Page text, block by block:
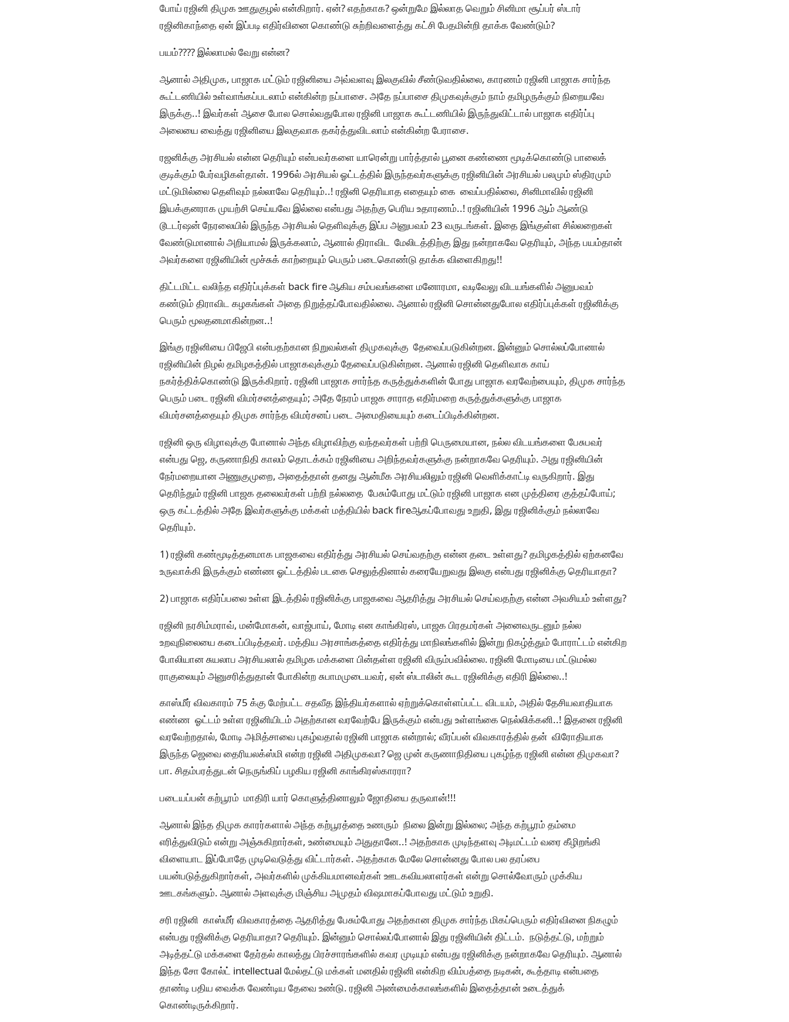
போய் ரஜினி திமுக ஊதுகுழல் என்கிறார். ஏன்? எதற்காக? ஒன்றுமே இல்லாத வெறும் சினிமா சூப்பர் ஸ்டார்
ரஜினிகாந்தை ஏன் இப்படி எதிர்வினை கொண்டு சுற்றிவளைத்து கட்சி பேதமின்றி தாக்க வேண்டும்?
பயம்???? இல்லாமல் வேறு என்ன?
ஆனால் அதிமுக, பாஜாக மட்டும் ரஜினியை அவ்வளவு இலகுவில் சீண்டுவதில்லை, காரணம் ரஜினி பாஜாக சார்ந்த
கூட்டணியில் உள்வாங்கப்படலாம் என்கின்ற நப்பாசை. அதே நப்பாசை திமுகவுக்கும் நாம் தமிழருக்கும் நிறையவே
இருக்கு..! இவர்கள் ஆசை போல சொல்வதுபோல ரஜினி பாஜாக கூட்டணியில் இருந்துவிட்டால் பாஜாக எதிர்ப்பு
அலையை வைத்து ரஜினியை இலகுவாக தகர்த்துவிடலாம் என்கின்ற பேராசை.
ரஜனிக்கு அரசியல் என்ன தெரியும் என்பவர்களை யாரென்று பார்த்தால் பூனை கண்ணை மூடிக்கொண்டு பாலைக்
குடிக்கும் பேர்வழிகள்தான். 1996ல் அரசியல் ஓட்டத்தில் இருந்தவர்களுக்கு ரஜினியின் அரசியல் பலமும் ஸ்திரமும்
மட்டுமில்லை தெளிவும் நல்லாவே தெரியும்..! ரஜினி தெரியாத எதையும் கை வைப்பதில்லை, சினிமாவில் ரஜினி
இயக்குனராக முயற்சி செய்யவே இல்லை என்பது அதற்கு பெரிய உதாரணம்..! ரஜினியின் 1996 ஆம் ஆண்டு
டூடடர்ஷன் நேரலையில் இருந்த அரசியல் தெளிவுக்கு இப்ப அனுபவம் 23 வருடங்கள். இதை இங்குள்ள சில்லறைகள்
வேண்டுமானால் அறியாமல் இருக்கலாம், ஆனால் திராவிட மேலிடத்திற்கு இது நன்றாகவே தெரியும், அந்த பயம்தான்
அவர்களை ரஜினியின் மூச்சுக் காற்றையும் பெரும் படைகொண்டு தாக்க விளைகிறது!!
திட்டமிட்ட வலிந்த எதிர்ப்புக்கள் back fire ஆகிய சம்பவங்களை மனோரமா, வடிவேலு விடயங்களில் அனுபவம்
கண்டும் திராவிட கழகங்கள் அதை நிறுத்தப்போவதில்லை. ஆனால் ரஜினி சொன்னதுபோல எதிர்ப்புக்கள் ரஜினிக்கு
பெரும் மூலதனமாகின்றன..!
இங்கு ரஜினியை பிஜேபி என்பதற்கான நிறுவல்கள் திமுகவுக்கு தேவைப்படுகின்றன. இன்னும் சொல்லப்போனால்
ரஜினியின் நிழல் தமிழகத்தில் பாஜாகவுக்கும் தேவைப்படுகின்றன. ஆனால் ரஜினி தெளிவாக காய்
நகர்த்திக்கொண்டு இருக்கிறார். ரஜினி பாஜாக சார்ந்த கருத்துக்களின் போது பாஜாக வரவேற்பையும், திமுக சார்ந்த
பெரும் படை ரஜினி விமர்சனத்தையும்; அதே நேரம் பாஜக சாராத எதிர்மறை கருத்துக்களுக்கு பாஜாக
விமர்சனத்தையும் திமுக சார்ந்த விமர்சனப் படை அமைதியையும் கடைப்பிடிக்கின்றன.
ரஜினி ஒரு விழாவுக்கு போனால் அந்த விழாவிற்கு வந்தவர்கள் பற்றி பெருமையான, நல்ல விடயங்களை பேசுபவர்
என்பது ஜெ, கருணாநிதி காலம் தொடக்கம் ரஜினியை அறிந்தவர்களுக்கு நன்றாகவே தெரியும். அது ரஜினியின்
நேர்மறையான அணுகுமுறை, அதைத்தான் தனது ஆன்மீக அரசியலிலும் ரஜினி வெளிக்காட்டி வருகிறார். இது
தெரிந்தும் ரஜினி பாஜக தலைவர்கள் பற்றி நல்லதை பேசும்போது மட்டும் ரஜினி பாஜாக என முத்திரை குத்தப்போய்;
ஒரு கட்டத்தில் அதே இவர்களுக்கு மக்கள் மத்தியில் back fireஆகப்போவது உறுதி, இது ரஜினிக்கும் நல்லாவே
தெரியும்.
1) ரஜினி கண்மூடித்தனமாக பாஜகவை எதிர்த்து அரசியல் செய்வதற்கு என்ன தடை உள்ளது? தமிழகத்தில் ஏற்கனவே
உருவாக்கி இருக்கும் எண்ண ஓட்டத்தில் படகை செலுத்தினால் கரையேறுவது இலகு என்பது ரஜினிக்கு தெரியாதா?
2) பாஜாக எதிர்ப்பலை உள்ள இடத்தில் ரஜினிக்கு பாஜகவை ஆதரித்து அரசியல் செய்வதற்கு என்ன அவசியம் உள்ளது?
ரஜினி நரசிம்மராவ், மன்மோகன், வாஜ்பாய், மோடி என காங்கிரஸ், பாஜக பிரதமர்கள் அனைவருடனும் நல்ல
உறவுநிலையை கடைப்பிடித்தவர். மத்திய அரசாங்கத்தை எதிர்த்து மாநிலங்களில் இன்று நிகழ்த்தும் போராட்டம் என்கிற
போலியான சுயலாப அரசியலால் தமிழக மக்களை பின்தள்ள ரஜினி விரும்பவில்லை. ரஜினி மோடியை மட்டுமல்ல
ராகுலையும் அனுசரித்துதான் போகின்ற சுபாமமுடையவர், ஏன் ஸ்டாலின் கூட ரஜினிக்கு எதிரி இல்லை..!
காஸ்மீர் விவகாரம் 75 க்கு மேற்பட்ட சதவீத இந்தியர்களால் ஏற்றுக்கொள்ளப்பட்ட விடயம், அதில் தேசியவாதியாக
எண்ண ஓட்டம் உள்ள ரஜினியிடம் அதற்கான வரவேற்பே இருக்கும் என்பது உள்ளங்கை நெல்லிக்கனி..! இதனை ரஜினி
வரவேற்றதால், மோடி அமித்சாவை புகழ்வதால் ரஜினி பாஜாக என்றால்; வீரப்பன் விவகாரத்தில் தன் விரோதியாக
இருந்த ஜெவை தைரியலக்ஸ்மி என்ற ரஜினி அதிமுகவா? ஜெ முன் கருணாநிதியை புகழ்ந்த ரஜினி என்ன திமுகவா?
பா. சிதம்பரத்துடன் நெருங்கிப் பழகிய ரஜினி காங்கிரஸ்காரரா?
படையப்பன் கற்பூரம் மாதிரி யார் கொளுத்தினாலும் ஜோதியை தருவான்!!!
ஆனால் இந்த திமுக காரர்களால் அந்த கற்பூரத்தை உணரும் நிலை இன்று இல்லை; அந்த கற்பூரம் தம்மை
எரித்துவிடும் என்று அஞ்சுகிறார்கள், உண்மையும் அதுதானே..! அதற்காக முடிந்தளவு அடிமட்டம் வரை கீழிறங்கி
விளையாட இப்போதே முடிவெடுத்து விட்டார்கள். அதற்காக மேலே சொன்னது போல பல தரப்பை
பயன்படுத்துகிறார்கள், அவர்களில் முக்கியமானவர்கள் ஊடகவியலாளர்கள் என்று சொல்வோரும் முக்கிய
ஊடகங்களும். ஆனால் அளவுக்கு மிஞ்சிய அமுதம் விஷமாகப்போவது மட்டும் உறுதி.
சரி ரஜினி காஸ்மீர் விவகாரத்தை ஆதரித்து பேசும்போது அதற்கான திமுக சார்ந்த மிகப்பெரும் எதிர்வினை நிகழும்
என்பது ரஜினிக்கு தெரியாதா? தெரியும். இன்னும் சொல்லப்போனால் இது ரஜினியின் திட்டம். நடுத்தட்டு, மற்றும்
அடித்தட்டு மக்களை தேர்தல் காலத்து பிரச்சாரங்களில் கவர முடியும் என்பது ரஜினிக்கு நன்றாகவே தெரியும். ஆனால்
இந்த சோ கோல்ட் intellectual மேல்தட்டு மக்கள் மனதில் ரஜினி என்கிற விம்பத்தை நடிகன், கூத்தாடி என்பதை
தாண்டி பதிய வைக்க வேண்டிய தேவை உண்டு. ரஜினி அண்மைக்காலங்களில் இதைத்தான் உடைத்துக்
கொண்டிருக்கிறார்.